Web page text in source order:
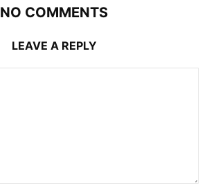
NO COMMENTS
LEAVE A REPLY